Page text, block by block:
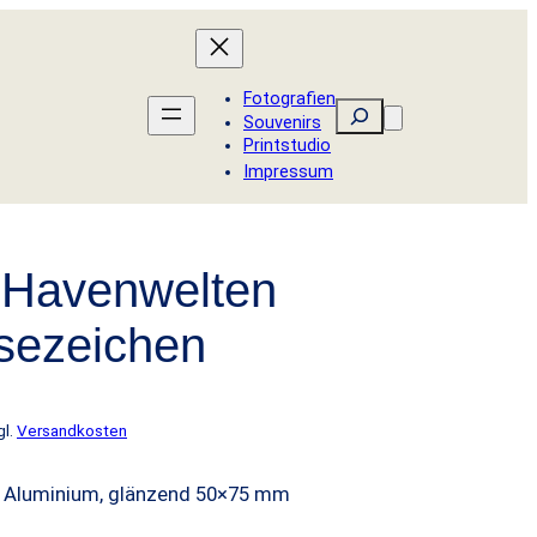
Fotografien
Souvenirs
Printstudio
Impressum
Suchen
Versandkosten
glänzend 50×75 mm